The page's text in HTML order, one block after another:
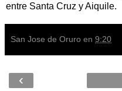
entre Santa Cruz y Aiquile.
San Jose de Oruro en 9:20
‹